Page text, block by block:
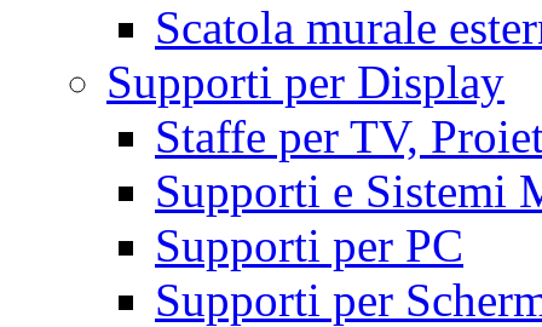
Scatola murale
Supporti per Display
Staffe per TV,
Supporti e Sistemi
Supporti per PC
Supporti per